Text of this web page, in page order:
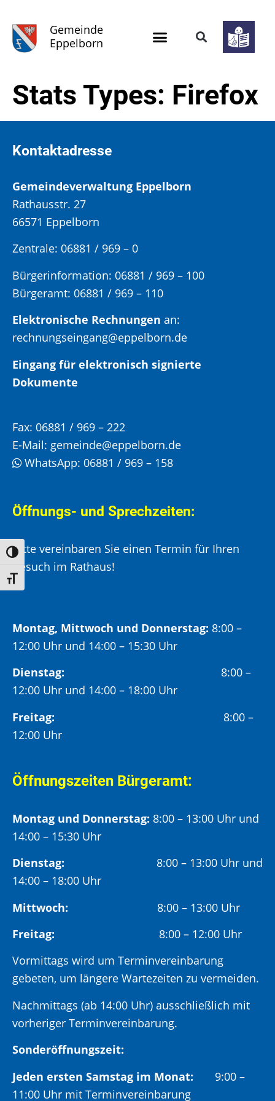
Umschalten auf hohe Kontraste
Schrift vergrößern
Gemeinde
Eppelborn
Stats Types: Firefox
Kontaktadresse
Gemeindeverwaltung Eppelborn
Rathausstr. 27
66571 Eppelborn
Zentrale: 06881 / 969 – 0
Bürgerinformation: 06881 / 969 – 100
Bürgeramt: 06881 / 969 – 110
Elektronische Rechnungen an:
rechnungseingang@eppelborn.de
Eingang für elektronisch signierte
Dokumente
Fax: 06881 / 969 – 222
E-Mail: gemeinde@eppelborn.de
WhatsApp: 06881 / 969 – 158
Öffnungs- und Sprechzeiten:
Bitte vereinbaren Sie einen Termin für Ihren
Besuch im Rathaus!
Montag, Mittwoch und Donnerstag: 8:00 –
12:00 Uhr und 14:00 – 15:30 Uhr
Dienstag: 8:00 –
12:00 Uhr und 14:00 – 18:00 Uhr
Freitag:
8:00 –
12:00 Uhr
Öffnungszeiten Bürgeramt:
Montag und Donnerstag: 8:00 – 13:00 Uhr und
14:00 – 15:30 Uhr
Dienstag: 8:00 – 13:00 Uhr und
14:00 – 18:00 Uhr
Mittwoch: 8:00 – 13:00 Uhr
Freitag:
8:00 – 12:00 Uhr
Vormittags wird um Terminvereinbarung
gebeten, um längere Wartezeiten zu vermeiden.
Nachmittags (ab 14:00 Uhr) ausschließlich mit
vorheriger Terminvereinbarung.
Sonderöffnungszeit:
Jeden ersten Samstag im Monat: 9:00 –
11:00 Uhr mit Terminvereinbarung